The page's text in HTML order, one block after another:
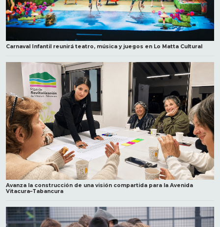
Carnaval Infantil reunirá teatro, música y juegos en Lo Matta Cultural
Avanza la construcción de una visión compartida para la Avenida
Vitacura–Tabancura